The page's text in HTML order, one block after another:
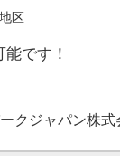
区
です！
クジャパン株式